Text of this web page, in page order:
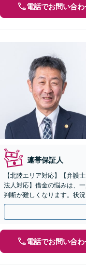
電話でお問い合わ
連帯保証人
【北陸エリア対応】【弁護
法人対応】借金の悩みは、
判断が難しくなります。状
あります。まずは当事務所
電話でお問い合わ